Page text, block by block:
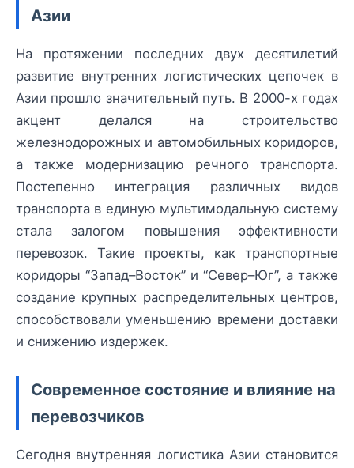
Азии
На протяжении последних двух десятилетий
развитие внутренних логистических цепочек в
Азии прошло значительный путь. В 2000-х годах
акцент делался на строительство
железнодорожных и автомобильных коридоров,
а также модернизацию речного транспорта.
Постепенно интеграция различных видов
транспорта в единую мультимодальную систему
стала залогом повышения эффективности
перевозок. Такие проекты, как транспортные
коридоры “Запад–Восток” и “Север–Юг”, а также
создание крупных распределительных центров,
способствовали уменьшению времени доставки
и снижению издержек.
Современное состояние и влияние на
перевозчиков
Сегодня внутренняя логистика Азии становится